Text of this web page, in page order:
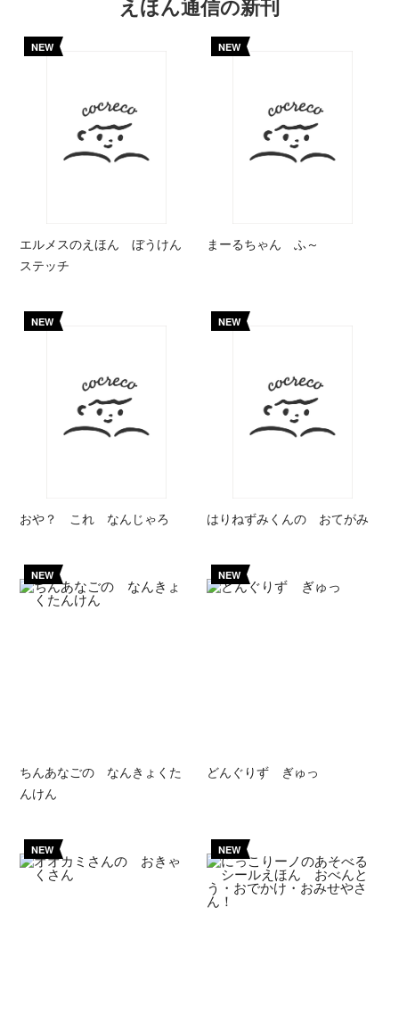
えほん通信の新刊
NEW
エルメスのえほん ぼうけん
ステッチ
NEW
まーるちゃん ふ～
NEW
おや？ これ なんじゃろ
NEW
はりねずみくんの おてがみ
NEW
ちんあなごの なんきょくた
んけん
NEW
どんぐりず ぎゅっ
NEW NEW